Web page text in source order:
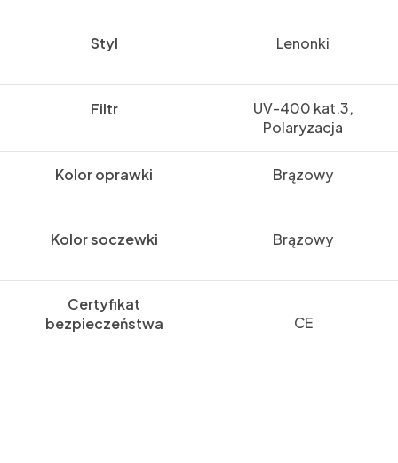
Styl Lenonki
Filtr
UV-400 kat.3,
Polaryzacja
Kolor oprawki Brązowy
Kolor soczewki Brązowy
Certyfikat
bezpieczeństwa
CE